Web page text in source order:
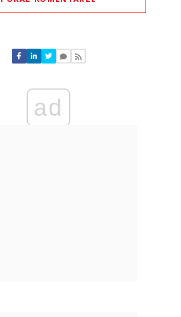
Nie znaleziono komentarzy
swoje komentarze
Anuluj
ad